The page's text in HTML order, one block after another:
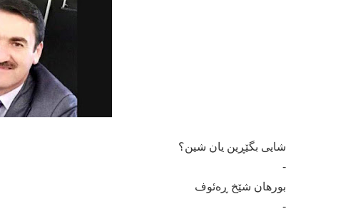
شایی‌ بگێڕین یان شین؟
-
بورهان شێخ ڕەئوف‌
-